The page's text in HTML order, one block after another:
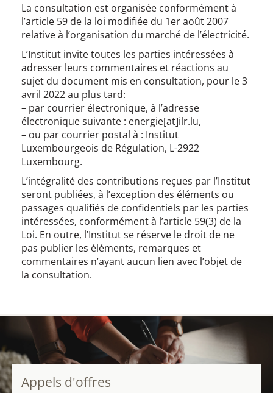
La consultation est organisée conformément à
l’article 59 de la loi modifiée du 1er août 2007
relative à l’organisation du marché de l’électricité.
L’Institut invite toutes les parties intéressées à
adresser leurs commentaires et réactions au
sujet du document mis en consultation, pour le 3
avril 2022 au plus tard:
– ​​par courrier électronique, à l’adresse
électronique suivante : energie[at]ilr.lu,
– ou par courrier postal à : Institut
Luxembourgeois de Régulation, L-2922
Luxembourg.
L’intégralité des contributions reçues par l’Institut
seront publiées, à l’exception des éléments ou
passages qualifiés de confidentiels par les parties
intéressées, conformément à l’article 59(3) de la
Loi. En outre, l’Institut se réserve le droit de ne
pas publier les éléments, remarques et
commentaires n’ayant aucun lien avec l’objet de
la consultation.
Appels d'offres